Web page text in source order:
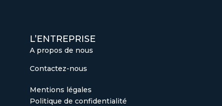
Contactez-nous
A propos de nous
L’ENTREPRISE
Mentions légales
Politique de confidentialité